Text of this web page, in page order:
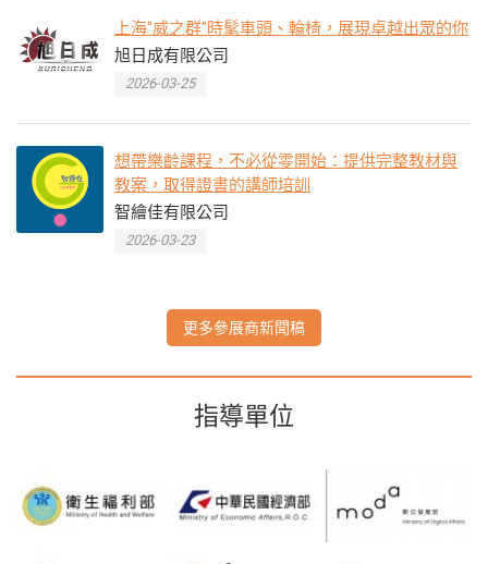
上海"威之群"時髦車頭、輪椅，展現卓越出眾的你
旭日成有限公司
2026-03-25
想帶樂齡課程，不必從零開始：提供完整教材與
教案，取得證書的講師培訓
智繪佳有限公司
2026-03-23
更多參展商新聞稿
指導單位